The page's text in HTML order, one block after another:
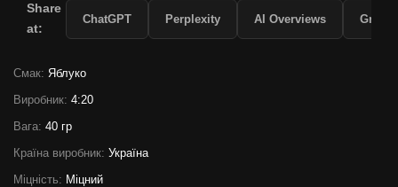
Смак: Яблуко
Виробник: 4:20
Вага: 40 гр
Країна виробник: Україна
Міцність: Міцний
Share
at:
ChatGPT Perplexity AI Overviews Grok